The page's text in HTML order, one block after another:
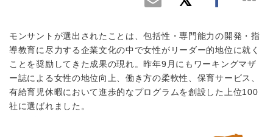
モンサントが選出されたことは、包括性・専門能力の開発・指
導教育に尽力する企業文化の中で女性がリーダー的地位に就く
ことを奨励してきた成果の現れ。昨年9月にもワーキングマザ
ー誌による女性の地位向上、働き方の柔軟性、保育サービス、
有給育児休暇において進歩的なプログラムを創設した上位100
社に選ばれました。